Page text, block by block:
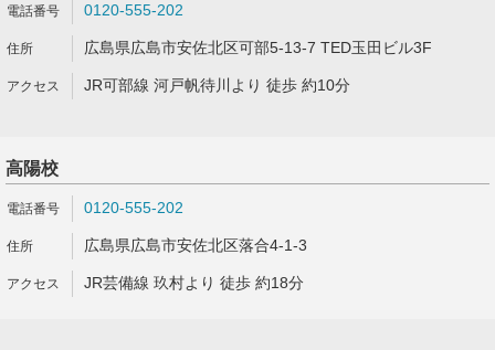
0120-555-202
広島県広島市安佐北区可部5-13-7 TED玉田ビル3F
JR可部線 河戸帆待川より 徒歩 約10分
高陽校
0120-555-202
広島県広島市安佐北区落合4-1-3
JR芸備線 玖村より 徒歩 約18分